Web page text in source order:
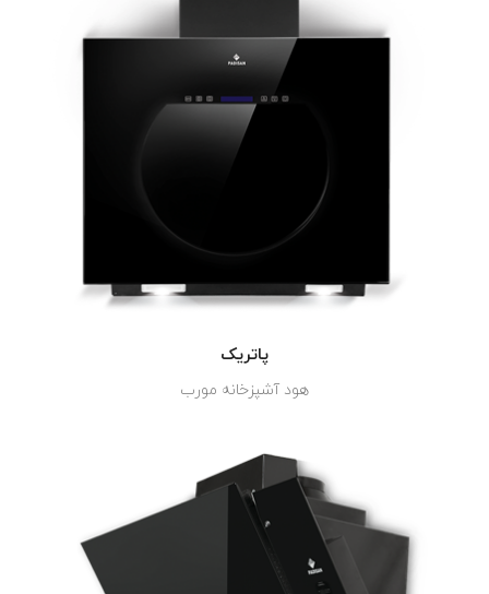
پاتریک
هود آشپزخانه مورب